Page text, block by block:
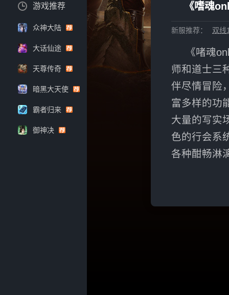
《嗜魂
新服推荐： 双线
《啫魂
师和道士三
伴尽情冒险
富多样的功
大量的写实
色的行会系
各种酣畅淋
游戏推荐
众神大陆
大话仙途
天尊传奇
暗黑大天使
霸者归来
御神决